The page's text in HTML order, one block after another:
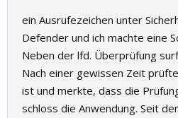
ein Ausrufezeichen unter
Defender und ich machte eine
Neben der lfd. Überprüfung
Nach einer gewissen Zeit
ist und merkte, dass die
schloss die Anwendung. Seit